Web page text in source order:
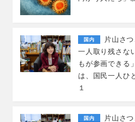
国内
片山さ
一人取り残さな
もが参画できる
は、国民一人ひ
１
国内
片山さ